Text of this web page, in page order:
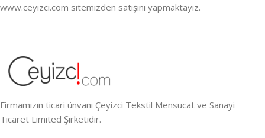
www.ceyizci.com sitemizden satışını yapmaktayız.
Firmamızın ticari ünvanı Çeyizci Tekstil Mensucat ve Sanayi
Ticaret Limited Şirketidir.